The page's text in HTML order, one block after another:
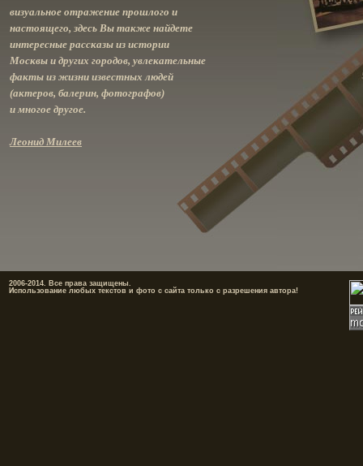
визуальное отражение прошлого и
настоящего, здесь Вы также найдете
интересные рассказы из истории
Москвы и других городов, увлекательные
факты из жизни известных людей
(актеров, балерин, фотографов)
и многое другое.
Леонид Милеев
2006-2014. Все права защищены.
Использование любых текстов и фото с сайта только с разрешения автора!